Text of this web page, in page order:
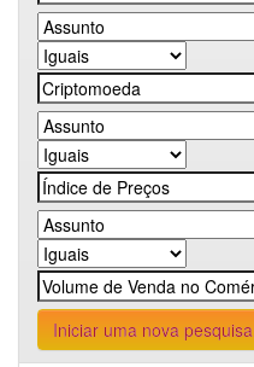
Iniciar uma nova pesquisa